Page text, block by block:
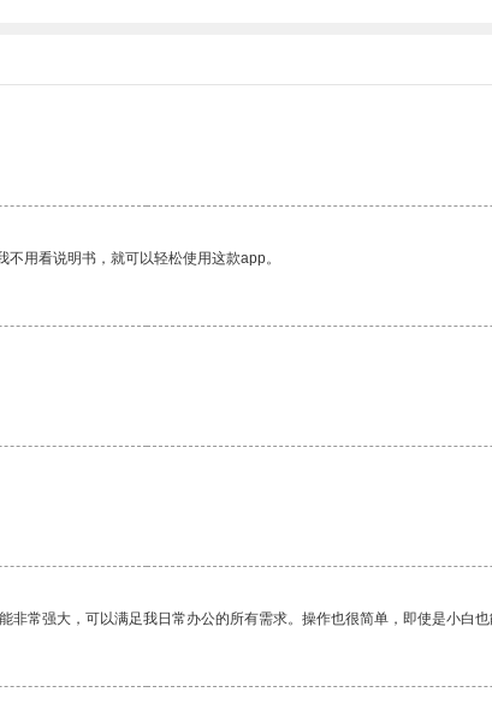
用看说明书，就可以轻松使用这款app。
常强大，可以满足我日常办公的所有需求。操作也很简单，即使是小白